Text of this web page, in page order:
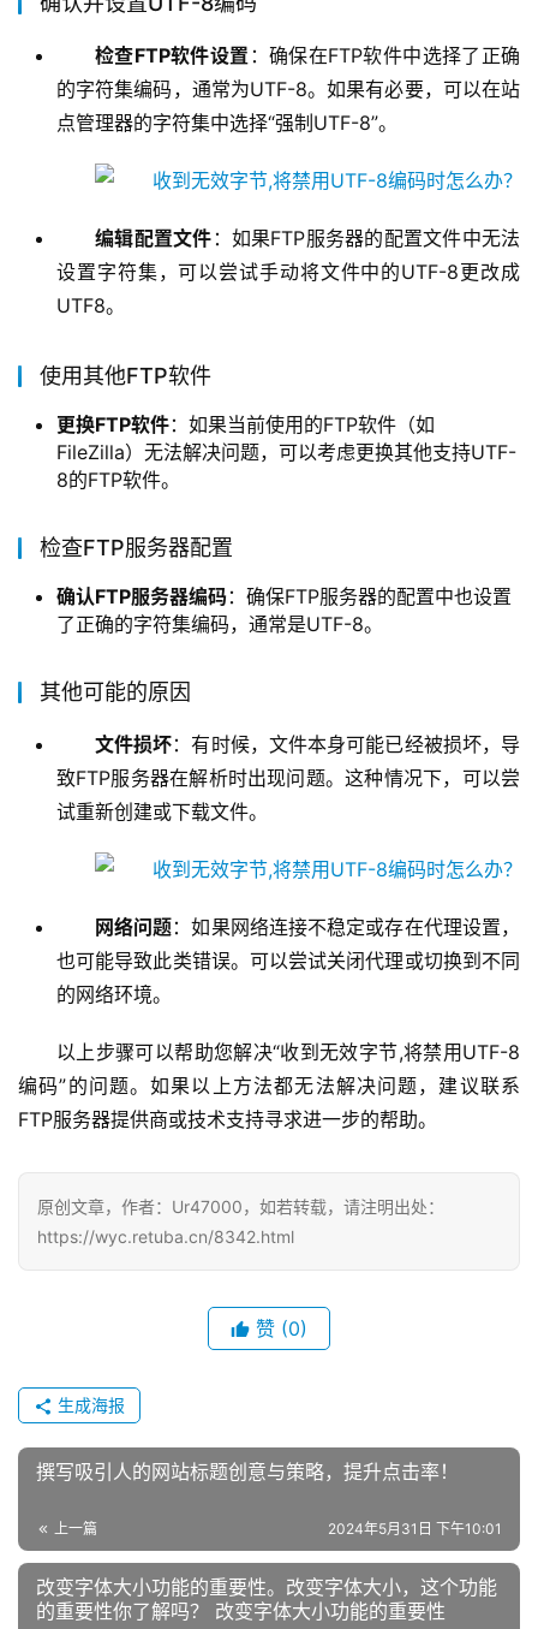
检查FTP软件设置 ：确保在FTP软件中选择了正确
的字符集编码，通常为UTF-8。如果有必要，可以在站
点管理器的字符集中选择“强制UTF-8”。
编辑配置文件 ：如果FTP服务器的配置文件中无法
设置字符集，可以尝试手动将文件中的UTF-8更改成
UTF8。
使用其他FTP软件
更换FTP软件：如果当前使用的FTP软件（如
FileZilla）无法解决问题，可以考虑更换其他支持UTF-
8的FTP软件。
检查FTP服务器配置
确认FTP服务器编码：确保FTP服务器的配置中也设置
了正确的字符集编码，通常是UTF-8。
其他可能的原因
文件损坏：有时候，文件本身可能已经被损坏，导
致FTP服务器在解析时出现问题。这种情况下，可以尝
试重新创建或下载文件。
网络问题：如果网络连接不稳定或存在代理设置，
也可能导致此类错误。可以尝试关闭代理或切换到不同
的网络环境。
以上步骤可以帮助您解决“收到无效字节,将禁用UTF-8
编码”的问题。如果以上方法都无法解决问题，建议联系
FTP服务器提供商或技术支持寻求进一步的帮助。
原创文章，作者：Ur47000，如若转载，请注明出处：
https://wyc.retuba.cn/8342.html
赞 (0)
生成海报
撰写吸引人的网站标题创意与策略，提升点击率！
上一篇 2024年5月31日 下午10:01
改变字体大小功能的重要性。改变字体大小，这个功能
的重要性你了解吗？ 改变字体大小功能的重要性